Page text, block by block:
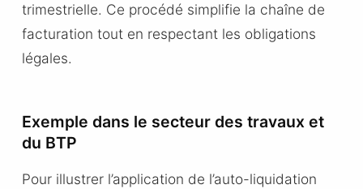
trimestrielle. Ce procédé simplifie la chaîne de
facturation tout en respectant les obligations
légales.
Exemple dans le secteur des travaux et
du BTP
Pour illustrer l’application de l’auto-liquidation